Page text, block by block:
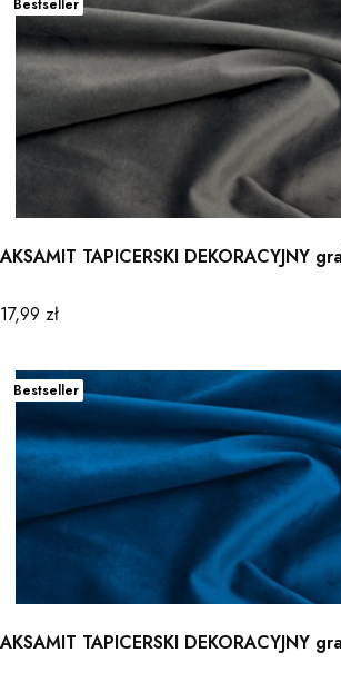
Bestseller
AKSAMIT TAPICERSKI DEKORACYJNY
Cena
17,99 zł
Bestseller
AKSAMIT TAPICERSKI DEKORACYJNY